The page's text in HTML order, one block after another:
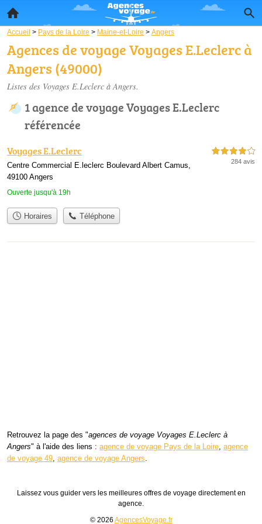
Accueil > Pays de la Loire > Maine-et-Loire > Angers
Agences de voyage Voyages E.Leclerc à
Angers (49000)
Listes des Voyages E.Leclerc à Angers.
1 agence de voyage Voyages E.Leclerc
référencée
Voyages E.Leclerc
Centre Commercial E.leclerc Boulevard Albert Camus,
49100 Angers
Ouverte jusqu'à 19h
4,0 étoiles sur 5
284 avis
Horaires Téléphone
Retrouvez la page des "agences de voyage Voyages E.Leclerc à
Angers" à l'aide des liens : agence de voyage Pays de la Loire, agence
de voyage 49, agence de voyage Angers.
Laissez vous guider vers les meilleures offres de voyage directement en
agence.
© 2026 AgencesVoyage.fr